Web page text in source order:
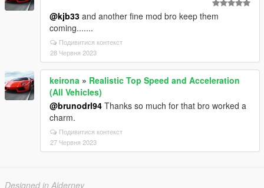
@kjb33 and another fine mod bro keep them
coming.......
Подивитися контекст
28 Червня 2023
keirona » Realistic Top Speed and Acceleration
(All Vehicles)
@brunodrl94 Thanks so much for that bro worked a
charm.
Подивитися контекст
27 Червня 2023
Designed in Alderney